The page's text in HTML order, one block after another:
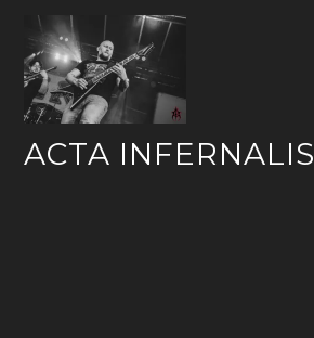
content
ACTA INFERNALIS